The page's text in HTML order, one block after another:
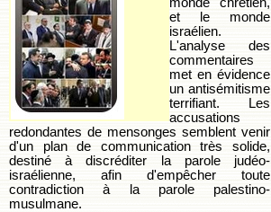
et le monde
israélien.
L'analyse des
commentaires
met en évidence
un antisémitisme
terrifiant. Les
accusations
redondantes de mensonges semblent venir
d'un plan de communication très solide,
destiné à discréditer la parole judéo-
israélienne, afin d'empêcher toute
contradiction à la parole palestino-
musulmane.